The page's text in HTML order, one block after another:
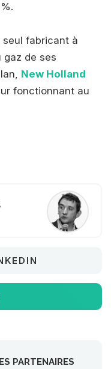
seul fabricant à
gaz de ses
New Holland
fonctionnant au
PARTENAIRES